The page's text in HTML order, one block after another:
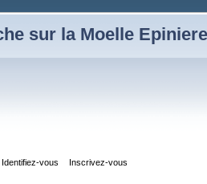
sur la Moelle Epiniere
Identifiez-vous Inscrivez-vous